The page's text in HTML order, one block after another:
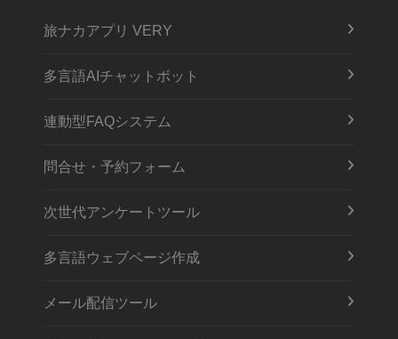
旅ナカアプリ VERY
多言語AIチャットボット
連動型FAQシステム
問合せ・予約フォーム
次世代アンケートツール
多言語ウェブページ作成
メール配信ツール